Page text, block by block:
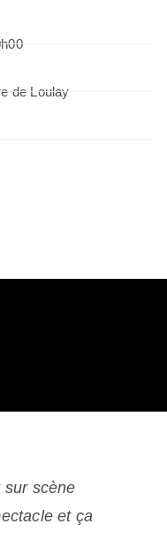
de Loulay
sur scène
et ça